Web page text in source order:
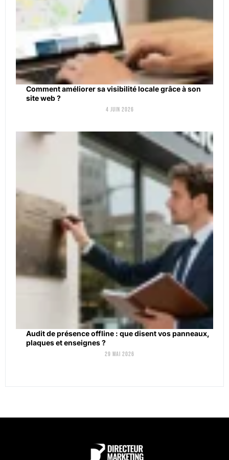
Comment améliorer sa visibilité locale grâce à son
site web ?
4 juin 2026
Audit de présence offline : que disent vos panneaux,
plaques et enseignes ?
29 mai 2026